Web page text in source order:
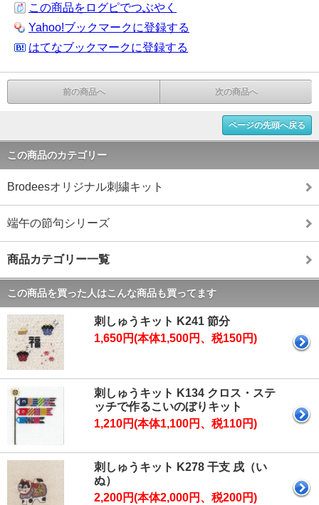
この商品をログピでつぶやく
Yahoo!ブックマークに登録する
はてなブックマークに登録する
前の商品へ 次の商品へ
ページの先頭へ戻る
この商品のカテゴリー
Brodeesオリジナル刺繍キット
端午の節句シリーズ
商品カテゴリー一覧
この商品を買った人はこんな商品も買ってます
刺しゅうキット K241 節分
1,650円(本体1,500円、税150円)
刺しゅうキット K134 クロス・ステ
ッチで作るこいのぼりキット
1,210円(本体1,100円、税110円)
刺しゅうキット K278 干支 戌（い
ぬ）
2,200円(本体2,000円、税200円)